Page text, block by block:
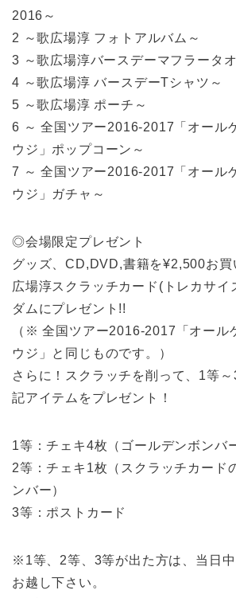
2016～
2 ～歌広場淳 フォトアルバム～
3 ～歌広場淳バースデーマフラータ
4 ～歌広場淳 バースデーTシャツ～
5 ～歌広場淳 ポーチ～
6 ～ 全国ツアー2016-2017「オール
ウジ」ポップコーン～
7 ～ 全国ツアー2016-2017「オール
ウジ」ガチャ～
◎会場限定プレゼント
グッズ、CD,DVD,書籍を¥2,500お買
広場淳スクラッチカード(トレカサイ
ダムにプレゼント!!
（※ 全国ツアー2016-2017「オール
ウジ」と同じものです。）
さらに！スクラッチを削って、1等
記アイテムをプレゼント！
1等：チェキ4枚（ゴールデンボンバ
2等：チェキ1枚（スクラッチカード
ンバー）
3等：ポストカード
※1等、2等、3等が出た方は、当日
お越し下さい。